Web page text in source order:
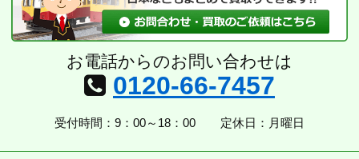
お電話からのお問い合わせは
0120-66-7457
受付時間：9：00～18：00 定休日：月曜日